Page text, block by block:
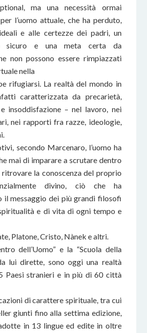
ma una necessità ormai
l’uomo attuale, che ha perduto,
e alle certezze dei padri, un
sicuro e una meta certa da
non possono essere rimpiazzati
nella
rifugiarsi. La realtà del mondo in
caratterizzata da precarietà,
insoddisfazione – nel lavoro, nei
nei rapporti fra razze, ideologie,
secondo Marcenaro, l’uomo ha
mai di imparare a scrutare dentro
ritrovare la conoscenza del proprio
divino, ciò che ha
il messaggio dei più grandi filosofi
e di vita di ogni tempo e
Platone, Cristo, Nànek e altri.
dell’Uomo” e la “Scuola della
lui dirette, sono oggi una realtà
Paesi stranieri e in più di 60 città
di carattere spirituale, tra cui
giunti fino alla settima edizione,
in 13 lingue ed edite in oltre